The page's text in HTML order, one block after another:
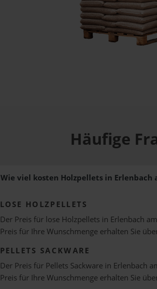
Häufige
Wie viel kosten Holzpellets in Erlenbach
LOSE HOLZPELLETS
Der Preis für lose Holzpellets in Erlenbach
Preis für Ihre Wunschmenge erhalten Sie
PELLETS SACKWARE
Der Preis für Pellets Sackware in Erlenbach
Preis für Ihre Wunschmenge erhalten Sie